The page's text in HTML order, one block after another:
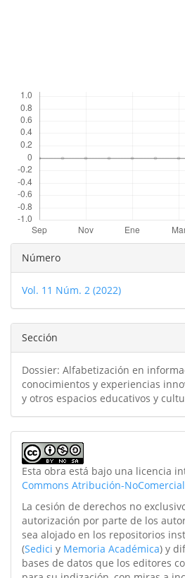
Detalles
del
artículo
Número
Vol. 11 Núm. 2 (2022)
Sección
Dossier: Alfabetización en
conocimientos y experiencias
y otros espacios educativos y
Esta obra está bajo una licencia
Commons Atribución-
La cesión de derechos no
autorización por parte de los
sea alojado en los repositorios
(Sedici y Memoria Académica) y
bases de datos que los editores